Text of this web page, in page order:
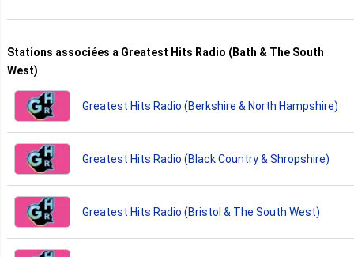
Stations associées a Greatest Hits Radio (Bath & The South
West)
Greatest Hits Radio (Berkshire & North Hampshire)
Greatest Hits Radio (Black Country & Shropshire)
Greatest Hits Radio (Bristol & The South West)